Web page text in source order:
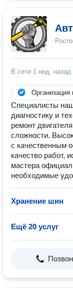
В сети 1 нед. назад
Организация
Специалисты
диагностику и
ремонт
сложности.
с качественным
качество работ,
мастера
необходимые
Хранение шин
Ещё 20 услуг